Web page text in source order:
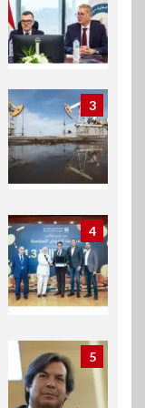
3
4
5